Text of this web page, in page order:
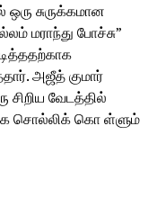
சுருக்கமான
மராந்து போச்சு”
அஜீத் குமார்
சிறிய வேடத்தில்
சொல்லிக் கொ ள்ளும்